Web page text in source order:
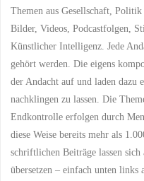
Themen aus Gesellschaft,
Bilder, Videos, Podcastfolgen,
Künstlicher Intelligenz. Jede
gehört werden. Die eigens
der Andacht auf und laden dazu
nachklingen zu lassen. Die
Endkontrolle erfolgen durch
diese Weise bereits mehr als
schriftlichen Beiträge lassen
übersetzen – einfach unten links